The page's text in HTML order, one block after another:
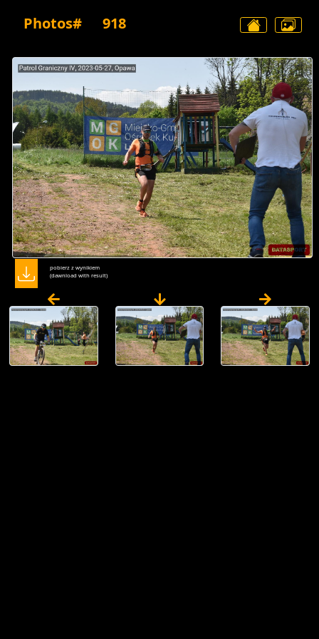
Photos# 918
pobierz z wynikiem
(dawnload with result)